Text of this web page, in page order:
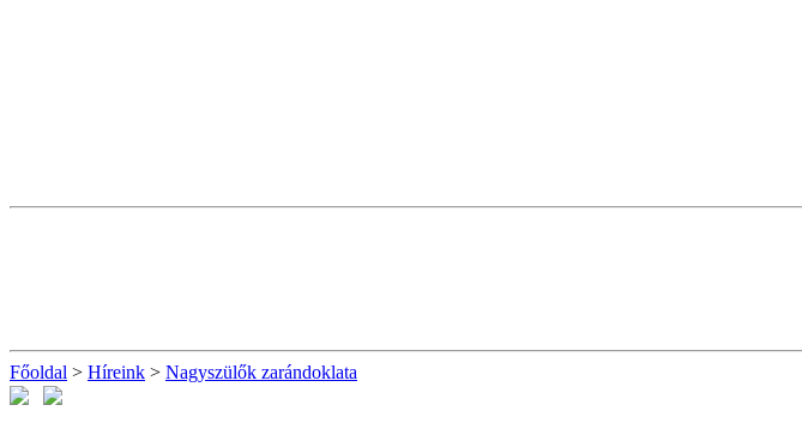
Főoldal > Híreink > Nagyszülők zarándoklata